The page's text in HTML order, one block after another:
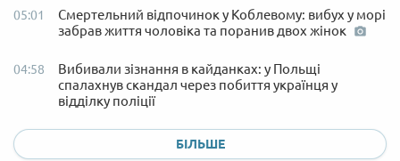
05:01
Смертельний відпочинок у Коблевому: вибух у морі
забрав життя чоловіка та поранив двох жінок
04:58
Вибивали зізнання в кайданках: у Польщі
спалахнув скандал через побиття українця у
відділку поліції
БІЛЬШЕ